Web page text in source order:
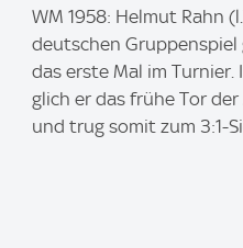
m
WM 1958: Helmut Rahn
deutschen Gruppenspiel
das erste Mal im Turnier.
glich er das frühe Tor
und trug somit zum 3:1-